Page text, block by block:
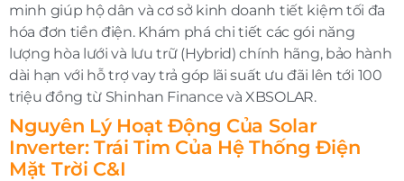
minh giúp hộ dân và cơ sở kinh doanh tiết kiệm tối đa
hóa đơn tiền điện. Khám phá chi tiết các gói năng
lượng hòa lưới và lưu trữ (Hybrid) chính hãng, bảo hành
dài hạn với hỗ trợ vay trả góp lãi suất ưu đãi lên tới 100
triệu đồng từ Shinhan Finance và XBSOLAR.
Nguyên Lý Hoạt Động Của Solar
Inverter: Trái Tim Của Hệ Thống Điện
Mặt Trời C&I